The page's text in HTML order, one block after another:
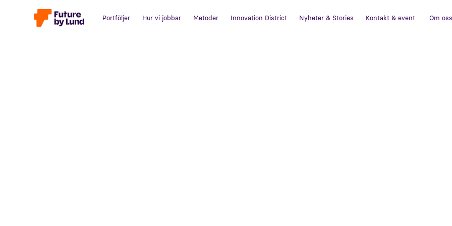
Portföljer Hur vi jobbar Metoder Innovation District Nyheter & Stories Kontakt & event Om